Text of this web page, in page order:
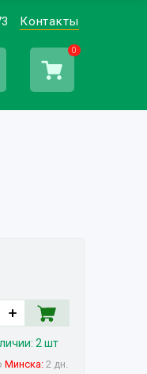
Контакты
0
2 шт
Минска:2 дн.